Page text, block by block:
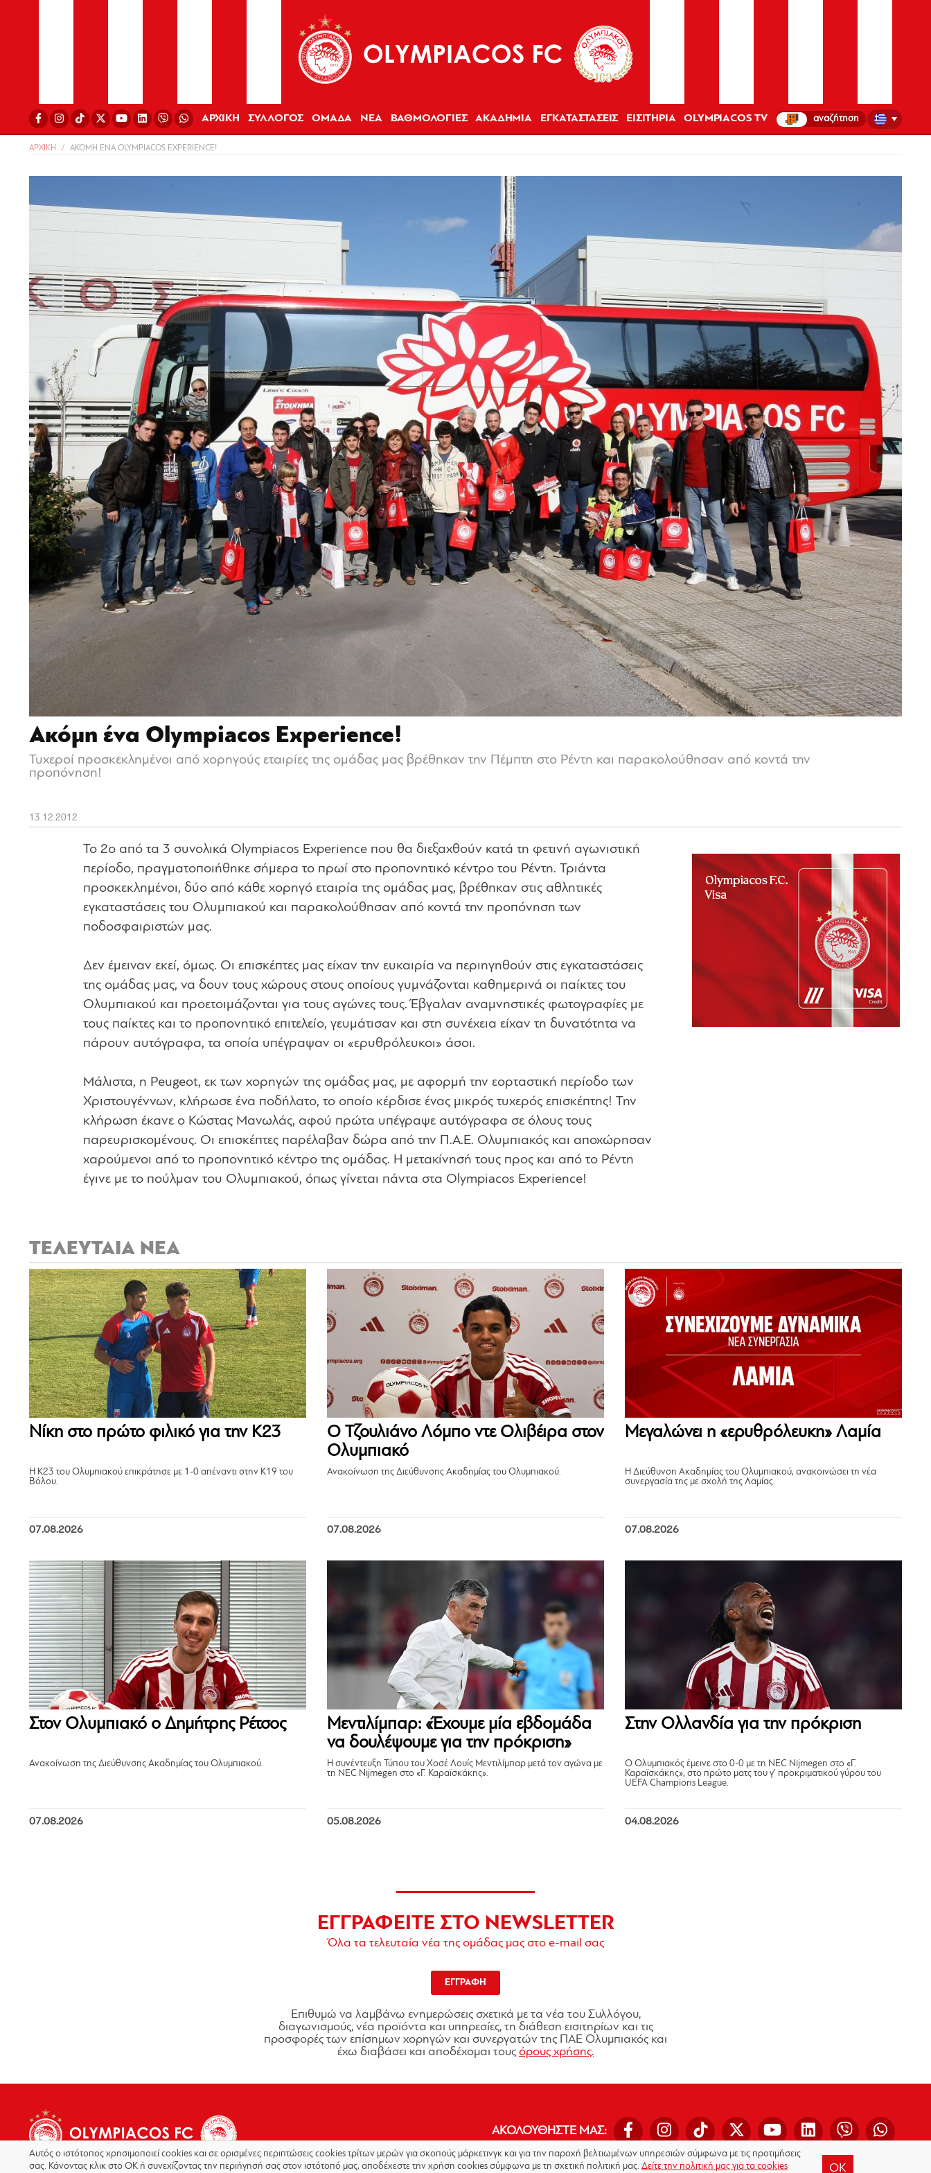
ΑΡΧΙΚΗ ΣΥΛΛΟΓΟΣ ΟΜΑΔΑ ΝΕΑ ΒΑΘΜΟΛΟΓΙΕΣ ΑΚΑΔΗΜΙΑ ΕΓΚΑΤΑΣΤΑΣΕΙΣ ΕΙΣΙΤΗΡΙΑ OLYMPIACOS TV
ΑΡΧΙΚΗ ΑΚΟΜΗ ΕΝΑ OLYMPIACOS EXPERIENCE!
Ακόμη ένα Olympiacos Experience!
Τυχεροί προσκεκλημένοι από χορηγούς εταιρίες της ομάδας μας βρέθηκαν την Πέμπτη στο Ρέντη και παρακολούθησαν από κοντά την
προπόνηση!
13.12.2012
Το 2ο από τα 3 συνολικά Olympiacos Experience που θα διεξαχθούν κατά τη φετινή αγωνιστική
περίοδο, πραγματοποιήθηκε σήμερα το πρωί στο προπονητικό κέντρο του Ρέντη. Τριάντα
προσκεκλημένοι, δύο από κάθε χορηγό εταιρία της ομάδας μας, βρέθηκαν στις αθλητικές
εγκαταστάσεις του Ολυμπιακού και παρακολούθησαν από κοντά την προπόνηση των
ποδοσφαιριστών μας.
Δεν έμειναν εκεί, όμως. Οι επισκέπτες μας είχαν την ευκαιρία να περιηγηθούν στις εγκαταστάσεις
της ομάδας μας, να δουν τους χώρους στους οποίους γυμνάζονται καθημερινά οι παίκτες του
Ολυμπιακού και προετοιμάζονται για τους αγώνες τους. Έβγαλαν αναμνηστικές φωτογραφίες με
τους παίκτες και το προπονητικό επιτελείο, γευμάτισαν και στη συνέχεια είχαν τη δυνατότητα να
πάρουν αυτόγραφα, τα οποία υπέγραψαν οι «ερυθρόλευκοι» άσοι.
Μάλιστα, η Peugeot, εκ των χορηγών της ομάδας μας, με αφορμή την εορταστική περίοδο των
Χριστουγέννων, κλήρωσε ένα ποδήλατο, το οποίο κέρδισε ένας μικρός τυχερός επισκέπτης! Την
κλήρωση έκανε ο Κώστας Μανωλάς, αφού πρώτα υπέγραψε αυτόγραφα σε όλους τους
παρευρισκομένους. Οι επισκέπτες παρέλαβαν δώρα από την Π.Α.Ε. Ολυμπιακός και αποχώρησαν
χαρούμενοι από το προπονητικό κέντρο της ομάδας. Η μετακίνησή τους προς και από το Ρέντη
έγινε με το πούλμαν του Ολυμπιακού, όπως γίνεται πάντα στα Olympiacos Experience!
ΤΕΛΕΥΤΑΙΑ ΝΕΑ
Νίκη στο πρώτο φιλικό για την Κ23
Η Κ23 του Ολυμπιακού επικράτησε με 1-0 απέναντι στην Κ19 του
Βόλου.
07.08.2026
Ο Τζουλιάνο Λόμπο ντε Ολιβέιρα στον
Ολυμπιακό
Ανακοίνωση της Διεύθυνσης Ακαδημίας του Ολυμπιακού.
07.08.2026
Μεγαλώνει η «ερυθρόλευκη» Λαμία
Η Διεύθυνση Ακαδημίας του Ολυμπιακού, ανακοινώσει τη νέα
συνεργασία της με σχολή της Λαμίας.
07.08.2026
Στον Ολυμπιακό ο Δημήτρης Ρέτσος
Ανακοίνωση της Διεύθυνσης Ακαδημίας του Ολυμπιακού.
07.08.2026
Μεντιλίμπαρ: «Έχουμε μία εβδομάδα
να δουλέψουμε για την πρόκριση»
Η συνέντευξη Τύπου του Χοσέ Λουίς Μεντιλίμπαρ μετά τον αγώνα με
τη NEC Nijmegen στο «Γ. Καραϊσκάκης».
05.08.2026
Στην Ολλανδία για την πρόκριση
Ο Ολυμπιακός έμεινε στο 0-0 με τη NEC Nijmegen στο «Γ.
Καραϊσκάκης», στο πρώτο ματς του γ’ προκριματικού γύρου του
UEFA Champions League.
04.08.2026
ΕΓΓΡΑΦΕΙΤΕ ΣΤΟ NEWSLETTER
Όλα τα τελευταία νέα της ομάδας μας στο e-mail σας
ΕΓΓΡΑΦΗ
Επιθυμώ να λαμβάνω ενημερώσεις σχετικά με τα νέα του Συλλόγου,
διαγωνισμούς, νέα προϊόντα και υπηρεσίες, τη διάθεση εισιτηρίων και τις
προσφορές των επίσημων χορηγών και συνεργατών της ΠΑΕ Ολυμπιακός και
έχω διαβάσει και αποδέχομαι τους όρους χρήσης.
ΑΚΟΛΟΥΘΗΣΤΕ ΜΑΣ:
Αυτός ο ιστότοπος χρησιμοποιεί cookies και σε ορισμένες περιπτώσεις cookies τρίτων μερών για σκοπούς μάρκετινγκ και για την παροχή βελτιωμένων υπηρεσιών σύμφωνα με τις προτιμήσεις
σας. Κάνοντας κλικ στο OK ή συνεχίζοντας την περιήγησή σας στον ιστότοπό μας, αποδέχεστε την χρήση cookies σύμφωνα με τη σχετική πολιτική μας. Δείτε την πολιτική μας για τα cookies OK